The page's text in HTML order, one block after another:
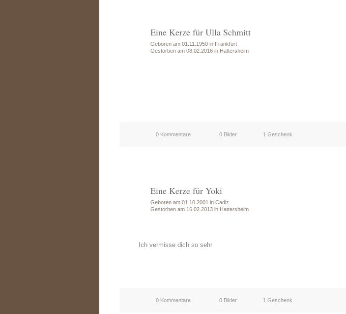
Eine Kerze für Ulla Schmitt
Geboren am 01.11.1950 in Frankfurt
Gestorben am 08.02.2016 in Hattersheim
0 Kommentare 0 Bilder 1 Geschenk
Eine Kerze für Yoki
Geboren am 01.10.2001 in Cadiz
Gestorben am 16.02.2013 in Hattersheim
Ich vermisse dich so sehr
0 Kommentare 0 Bilder 1 Geschenk